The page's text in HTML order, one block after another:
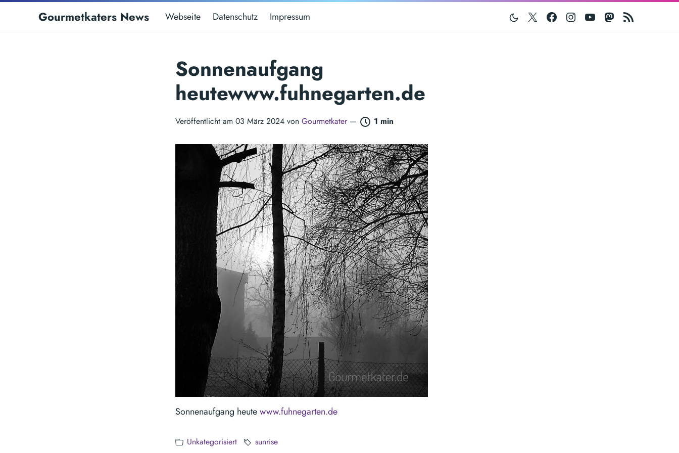
Gourmetkaters News TwitterFacebook
Instagram
YoutubeMastodon
Webseite Datenschutz Impressum
Sonnenaufgang
heutewww.fuhnegarten.de
Veröffentlicht am 03 März 2024 vonGourmetkater — 1 min
Sonnenaufgang heutewww.fuhnegarten.de
Unkategorisiert sunrise